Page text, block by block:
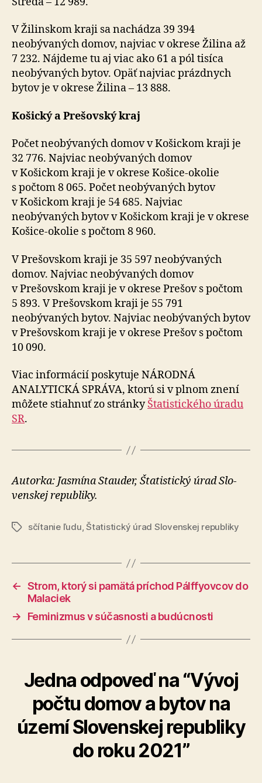
V Žilinskom kraji sa nachádza 39 394
neobývaných domov, najviac v okrese Žilina až
7 232. Nájdeme tu aj viac ako 61 a pól tisíca
neobývaných bytov. Opäť najviac prázdnych
bytov je v okrese Žilina – 13 888.
Košický a Prešovský kraj
Počet neobývaných domov v Košickom kraji je
32 776. Najviac neobývaných domov
v Košickom kraji je v okrese Košice-okolie
s počtom 8 065. Počet neobývaných bytov
v Košickom kraji je 54 685. Najviac
neobývaných bytov v Košickom kraji je v okrese
Košice-okolie s počtom 8 960.
V Prešovskom kraji je 35 597 neobývaných
domov. Najviac neobývaných domov
v Prešovskom kraji je v okrese Prešov s počtom
5 893. V Prešovskom kraji je 55 791
neobývaných bytov. Najviac neobývaných bytov
v Prešovskom kraji je v okrese Prešov s počtom
10 090.
Viac informácií poskytuje NÁRODNÁ
ANALYTICKÁ SPRÁVA, ktorú si v plnom znení
môžete stiahnuť zo stránkyŠtatistického úradu
SR.
Autorka: Jasmína Stauder, Šta­tistický úrad Slo­
venskej re­pub­li­ky.
Značkysčítanie ľudu,Štatistický úrad Slovenskej republiky
← Strom, ktorý si pamätá príchod Pálffyovcov do
Malaciek
→
Feminizmus v súčasnosti a budúcnosti
Jedna odpoveď na “Vývoj
počtu domov a bytov na
území Slovenskej republiky
do roku 2021”